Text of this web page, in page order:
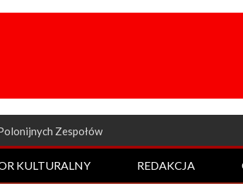
Rockowej Nocy
KULTURALNY REDAKCJA